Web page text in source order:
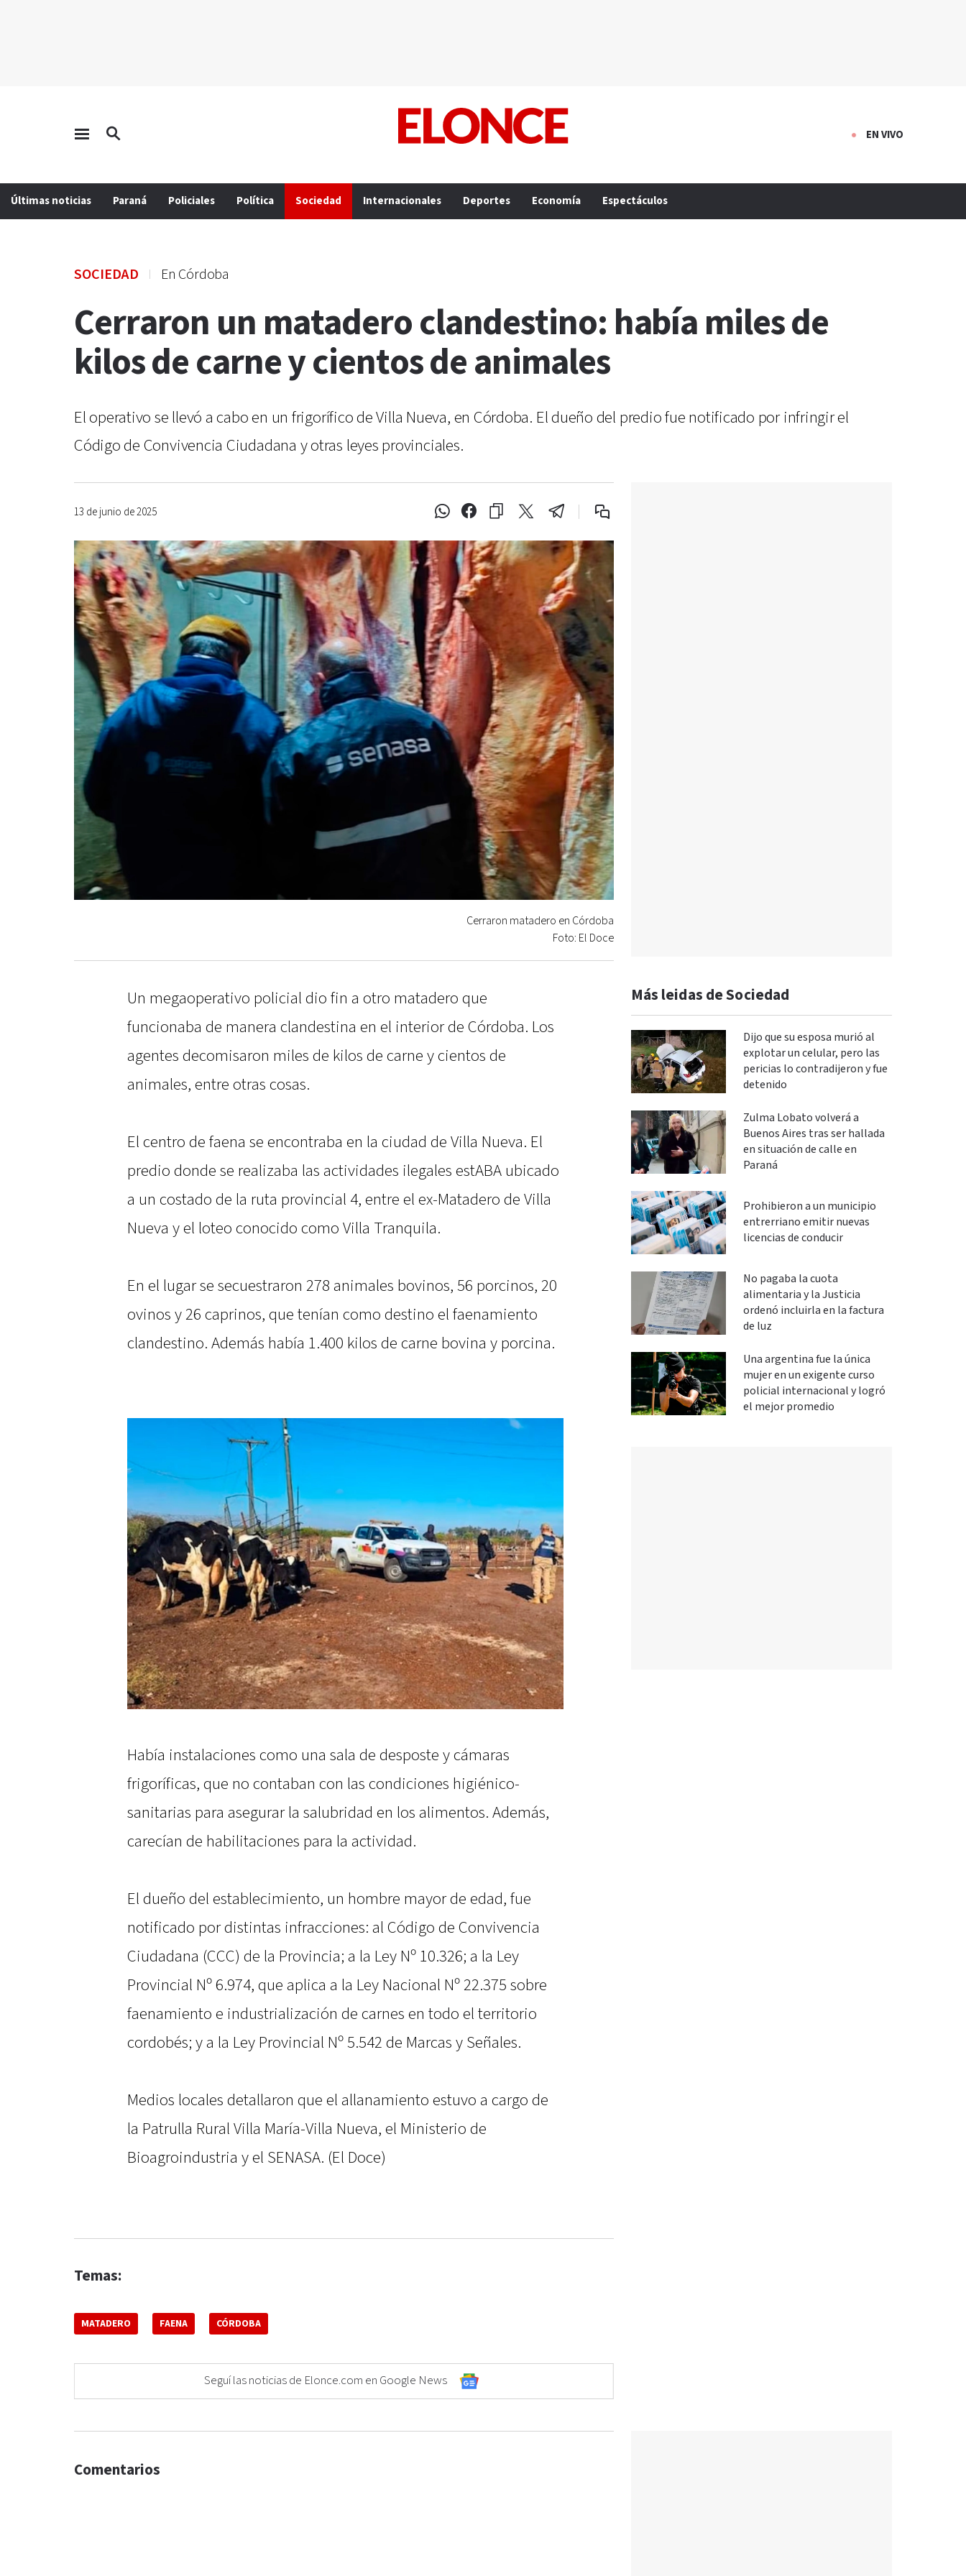
EN VIVO
Últimas noticias Paraná Policiales Política Sociedad Internacionales Deportes Economía Espectáculos
SOCIEDAD En Córdoba
Cerraron un matadero clandestino: había miles de
kilos de carne y cientos de animales
El operativo se llevó a cabo en un frigorífico de Villa Nueva, en Córdoba. El dueño del predio fue notificado por infringir el
Código de Convivencia Ciudadana y otras leyes provinciales.
13 de junio de 2025
Cerraron matadero en Córdoba
Foto: El Doce
Un megaoperativo policial dio fin a otro matadero que
funcionaba de manera clandestina en el interior de Córdoba. Los
agentes decomisaron miles de kilos de carne y cientos de
animales, entre otras cosas.
El centro de faena se encontraba en la ciudad de Villa Nueva. El
predio donde se realizaba las actividades ilegales estABA ubicado
a un costado de la ruta provincial 4, entre el ex-Matadero de Villa
Nueva y el loteo conocido como Villa Tranquila.
En el lugar se secuestraron 278 animales bovinos, 56 porcinos, 20
ovinos y 26 caprinos, que tenían como destino el faenamiento
clandestino. Además había 1.400 kilos de carne bovina y porcina.
Había instalaciones como una sala de desposte y cámaras
frigoríficas, que no contaban con las condiciones higiénico-
sanitarias para asegurar la salubridad en los alimentos. Además,
carecían de habilitaciones para la actividad.
El dueño del establecimiento, un hombre mayor de edad, fue
notificado por distintas infracciones: al Código de Convivencia
Ciudadana (CCC) de la Provincia; a la Ley Nº 10.326; a la Ley
Provincial Nº 6.974, que aplica a la Ley Nacional Nº 22.375 sobre
faenamiento e industrialización de carnes en todo el territorio
cordobés; y a la Ley Provincial Nº 5.542 de Marcas y Señales.
Medios locales detallaron que el allanamiento estuvo a cargo de
la Patrulla Rural Villa María-Villa Nueva, el Ministerio de
Bioagroindustria y el SENASA. (El Doce)
Temas:
MATADERO FAENA CÓRDOBA
Seguí las noticias de Elonce.com en Google News
Más leidas de Sociedad
Dijo que su esposa murió al
explotar un celular, pero las
pericias lo contradijeron y fue
detenido
Zulma Lobato volverá a
Buenos Aires tras ser hallada
en situación de calle en
Paraná
Prohibieron a un municipio
entrerriano emitir nuevas
licencias de conducir
No pagaba la cuota
alimentaria y la Justicia
ordenó incluirla en la factura
de luz
Una argentina fue la única
mujer en un exigente curso
policial internacional y logró
el mejor promedio
Comentarios